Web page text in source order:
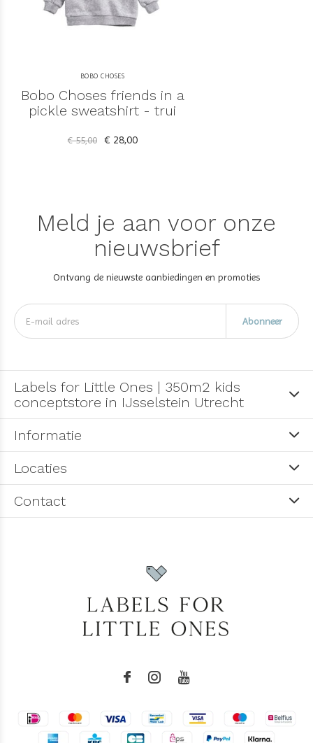
BOBO CHOSES
Bobo Choses friends in a
pickle sweatshirt - trui
€ 55,00 € 28,00
Meld je aan voor onze
nieuwsbrief
Ontvang de nieuwste aanbiedingen en promoties
Abonneer
Labels for Little Ones | 350m2 kids
conceptstore in IJsselstein Utrecht
Informatie
Locaties
Contact